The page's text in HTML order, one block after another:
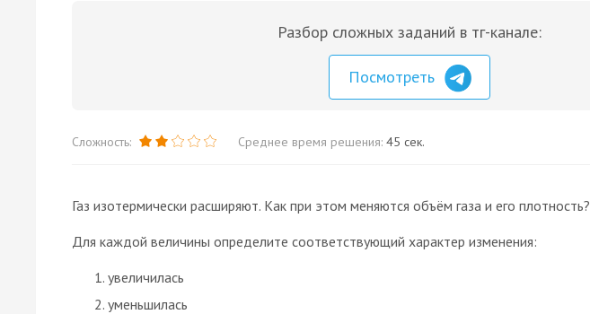
Разбор сложных заданий в тг-канале:
Посмотреть
Сложность: Среднее время решения: 45 сек.
Газ изотермически расширяют. Как при этом меняются объём газа и его плотность?
Для каждой величины определите соответствующий характер изменения:
увеличилась
уменьшилась